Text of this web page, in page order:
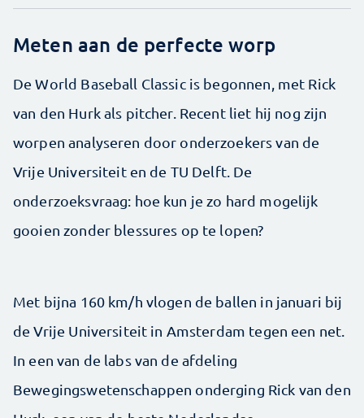
Meten aan de perfecte worp
De World Baseball Classic is begonnen, met Rick
van den Hurk als pitcher. Recent liet hij nog zijn
worpen analyseren door onderzoekers van de
Vrije Universiteit en de TU Delft. De
onderzoeksvraag: hoe kun je zo hard mogelijk
gooien zonder blessures op te lopen?
Met bijna 160 km/h vlogen de ballen in januari bij
de Vrije Universiteit in Amsterdam tegen een net.
In een van de labs van de afdeling
Bewegingswetenschappen onderging Rick van den